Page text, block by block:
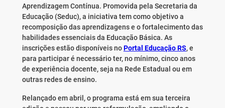
Aprendizagem Contínua. Promovida pela Secretaria da
Educação (Seduc), a iniciativa tem como objetivo a
recomposição das aprendizagens e o fortalecimento das
habilidades essenciais da Educação Básica. As
inscrições estão disponíveis noPortal Educação RS, e
para participar é necessário ter, no mínimo, cinco anos
de experiência docente, seja na Rede Estadual ou em
outras redes de ensino.
Relançado em abril, o programa está em sua terceira